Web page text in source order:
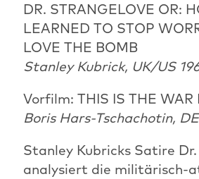
DR. STRANGELOVE OR:
LEARNED TO STOP
LOVE THE BOMB
Stanley Kubrick, UK/US
Vorfilm: THIS IS THE WAR
Boris Hars-Tschachotin,
Stanley Kubricks Satire
analysiert die militärisch-